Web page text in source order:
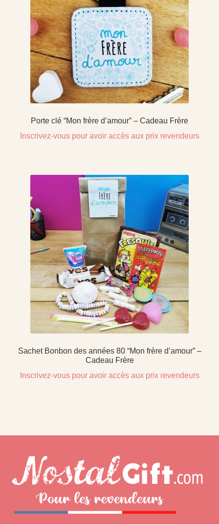
Porte clé “Mon frère d’amour” – Cadeau Frère
Inscrivez-vous pour avoir accès aux prix revendeurs
Sachet Bonbon des années 80 “Mon frère d’amour” –
Cadeau Frère
Inscrivez-vous pour avoir accès aux prix revendeurs